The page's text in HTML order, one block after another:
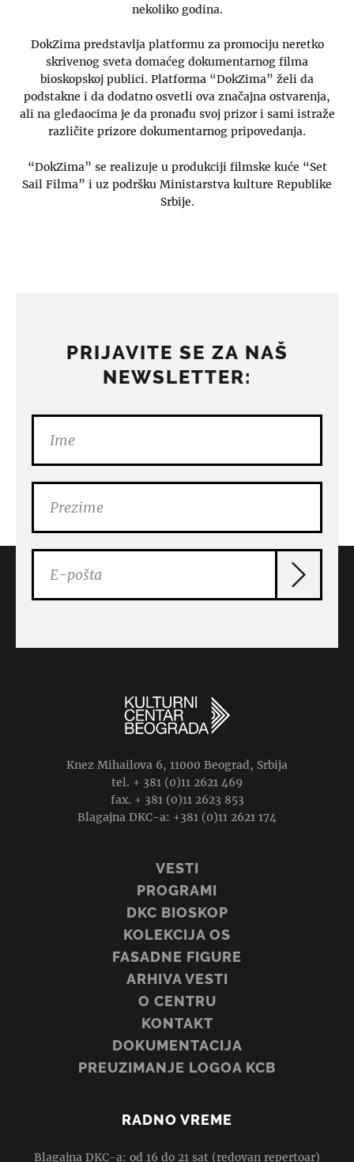
nekoliko godina.
DokZima predstavlja platformu za promociju neretko
skrivenog sveta domaćeg dokumentarnog filma
bioskopskoj publici. Platforma “DokZima” želi da
podstakne i da dodatno osvetli ova značajna ostvarenja,
ali na gledaocima je da pronađu svoj prizor i sami istraže
različite prizore dokumentarnog pripovedanja.
“DokZima” se realizuje u produkciji filmske kuće “Set
Sail Filma” i uz podršku Ministarstva kulture Republike
Srbije.
PRIJAVITE SE ZA NAŠ
NEWSLETTER:
Knez Mihailova 6, 11000 Beograd, Srbija
tel. + 381 (0)11 2621 469
fax. + 381 (0)11 2623 853
Blagajna DKC-a: +381 (0)11 2621 174
VESTI
PROGRAMI
DKC BIOSKOP
KOLEKCIJA OS
FASADNE FIGURE
ARHIVA VESTI
O CENTRU
KONTAKT
DOKUMENTACIJA
PREUZIMANJE LOGOA KCB
RADNO VREME
Blagajna DKC-a: od 16 do 21 sat (redovan repertoar)